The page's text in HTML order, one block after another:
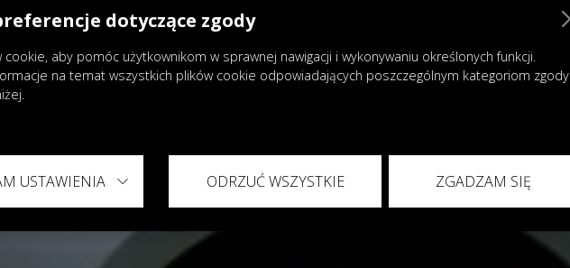
dotyczące zgody
cookie, aby pomóc użytkownikom w sprawnej nawigacji i wykonywaniu określonych funkcji.
na temat wszystkich plików cookie odpowiadających poszczególnym kategoriom zgody
USTAWIENIA ODRZUĆ WSZYSTKIE ZGADZAM SIĘ